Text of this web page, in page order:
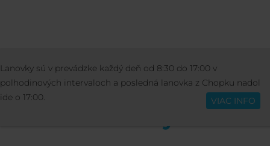
Slovenčina
STREDISKO INFO O STREDISKU
Lanovky sú v prevádzke každý deň od 8:30 do 17:00 v
polhodinových intervaloch a posledná lanovka z Chopku nadol
ide o 17:00.
VIAC INFO